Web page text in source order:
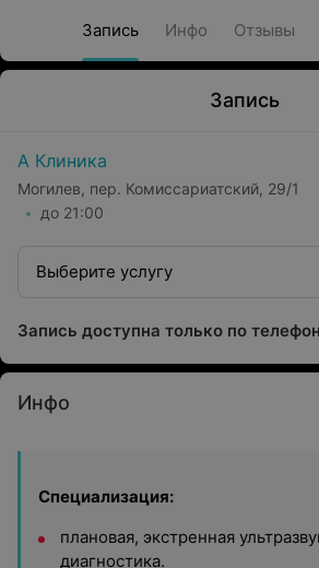
Запись Инфо Отзывы
Запись
А Клиника
Могилев, пер. Комиссариатский, 29/1
до 21:00
Выберите услугу
Запись доступна только по
Инфо
Специализация:
плановая, экстренная
диагностика.